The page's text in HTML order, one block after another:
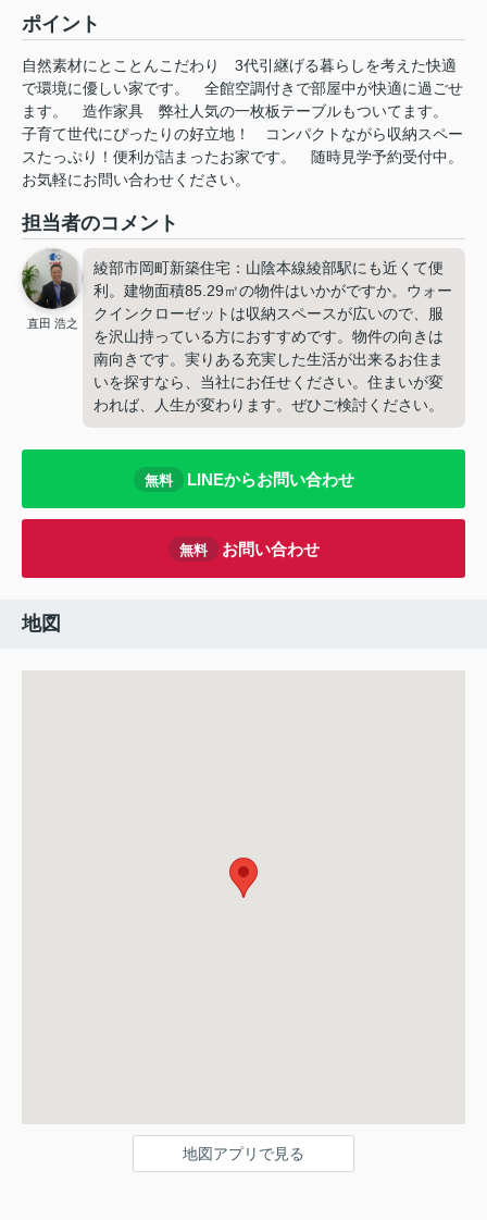
ポイント
自然素材にとことんこだわり
3代引継げる暮らしを考えた快適
で環境に優しい家です。
全館空調付きで部屋中が快適に過ごせ
ます。
造作家具
弊社人気の一枚板テーブルもついてます。
子育て世代にぴったりの好立地！
コンパクトながら収納スペー
スたっぷり！便利が詰まったお家です。
随時見学予約受付中。
お気軽にお問い合わせください。
担当者のコメント
直田 浩之
綾部市岡町新築住宅：山陰本線綾部駅にも近くて便
利。建物面積85.29㎡の物件はいかがですか。ウォー
クインクローゼットは収納スペースが広いので、服
を沢山持っている方におすすめです。物件の向きは
南向きです。実りある充実した生活が出来るお住ま
いを探すなら、当社にお任せください。住まいが変
われば、人生が変わります。ぜひご検討ください。
無料 LINEからお問い合わせ
無料 お問い合わせ
地図
地図アプリで見る